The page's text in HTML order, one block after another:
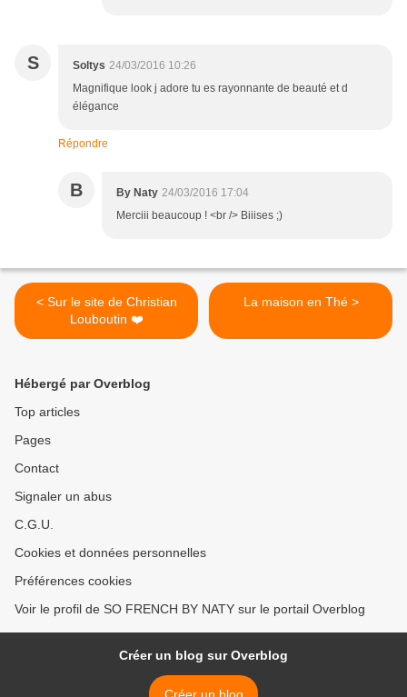
S Soltys 24/03/2016 10:26
Magnifique look j adore tu es rayonnante de beauté et d
élégance
Répondre
B By Naty 24/03/2016 17:04
Merciii beaucoup ! <br /> Biiises ;)
< Sur le site de Christian
Louboutin ❤️
La maison en Thé >
Hébergé par Overblog
Top articles
Pages
Contact
Signaler un abus
C.G.U.
Cookies et données personnelles
Préférences cookies
Voir le profil de SO FRENCH BY NATY sur le portail Overblog
Créer un blog sur Overblog